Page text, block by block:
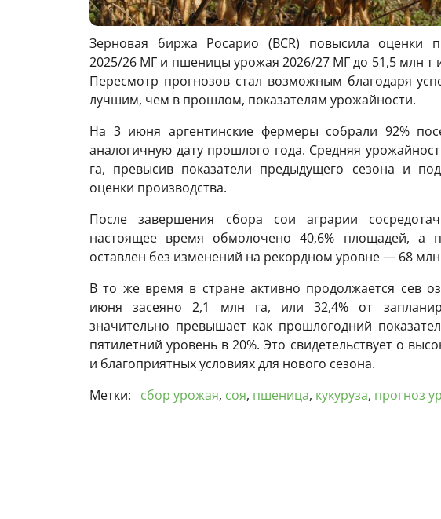
Зерновая биржа Росарио (BCR) повысила оценки
2025/26 МГ и пшеницы урожая 2026/27 МГ до 51,5 млн т
Пересмотр прогнозов стал возможным благодаря
лучшим, чем в прошлом, показателям урожайности.
На 3 июня аргентинские фермеры собрали 92%
аналогичную дату прошлого года. Средняя
га, превысив показатели предыдущего сезона и
оценки производства.
После завершения сбора сои аграрии
настоящее время обмолочено 40,6% площадей, а
оставлен без изменений на рекордном уровне — 68 млн
В то же время в стране активно продолжается сев
июня засеяно 2,1 млн га, или 32,4% от
значительно превышает как прошлогодний
пятилетний уровень в 20%. Это свидетельствует о
и благоприятных условиях для нового сезона.
Метки:
сбор урожая, соя, пшеница, кукуруза, прогноз